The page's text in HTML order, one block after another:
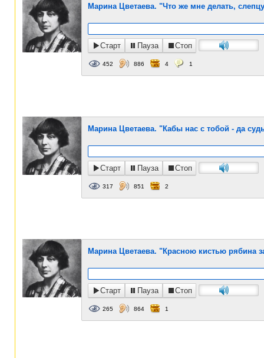
Марина Цветаева. "Что же мне делать,
Старт Пауза Стоп
452 886 4 1
Марина Цветаева. "Кабы нас с тобой - да
Старт Пауза Стоп
317 851 2
Марина Цветаева. "Красною кистью рябина
Старт Пауза Стоп
265 864 1